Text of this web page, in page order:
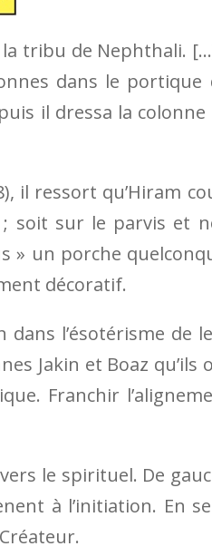
la tribu de Nephthali.
dans le portique
il dressa la colonne
il ressort qu’Hiram
; soit sur le parvis et
» un porche
décoratif.
l’ésotérisme de
Jakin et Boaz qu’ils
Franchir
le spirituel. De
à l’initiation. En